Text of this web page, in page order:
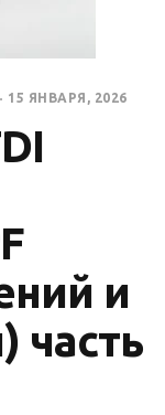
15 ЯНВАРЯ, 2026
и
часть